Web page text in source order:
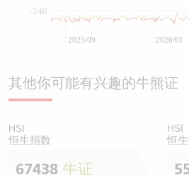
-240
2025/09 2026/01
其他你可能有兴趣的牛熊证
HSI
恒生指数
67438 牛证
HSI
恒